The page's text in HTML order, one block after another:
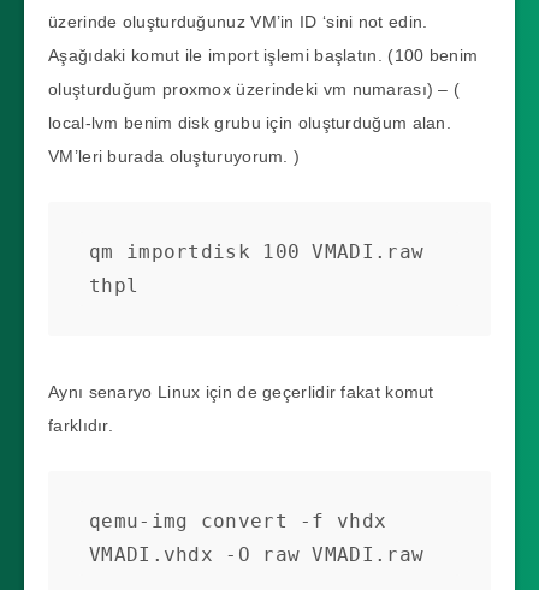
üzerinde oluşturduğunuz VM’in ID ‘sini not edin.
Aşağıdaki komut ile import işlemi başlatın. (100 benim
oluşturduğum proxmox üzerindeki vm numarası) – (
local-lvm benim disk grubu için oluşturduğum alan.
VM’leri burada oluşturuyorum. )
qm importdisk 100 VMADI.raw
thpl
Aynı senaryo Linux için de geçerlidir fakat komut
farklıdır.
qemu-img convert -f vhdx
VMADI.vhdx -O raw VMADI.raw